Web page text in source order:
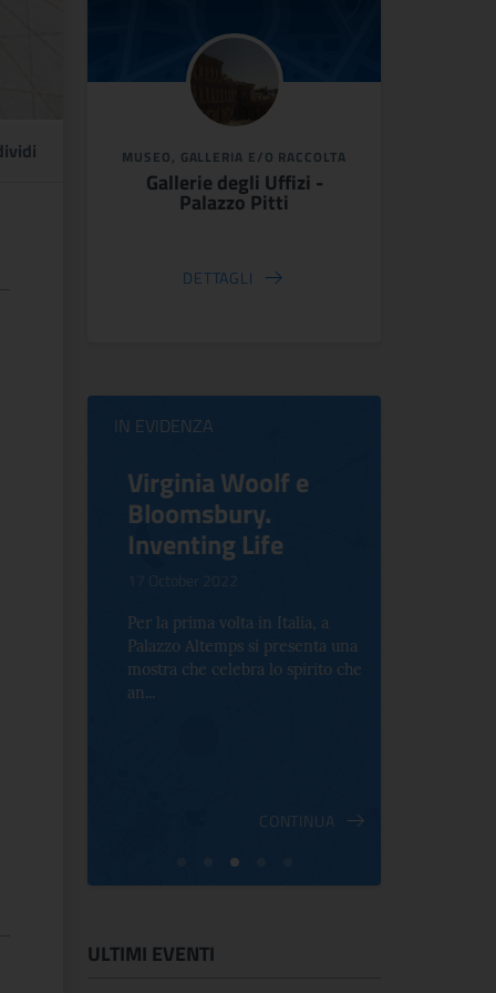
MUSEO, GALLERIA E/O RACCOLTA
Gallerie degli Uffizi -
Palazzo Pitti
DETTAGLI
IN EVIDENZA
Virginia Woolf e
Bloomsbury.
Inventing Life
17 October 2022
Per la prima volta in Italia, a
Palazzo Altemps si presenta una
mostra che celebra lo spirito che
an...
CONTINUA
ULTIMI EVENTI